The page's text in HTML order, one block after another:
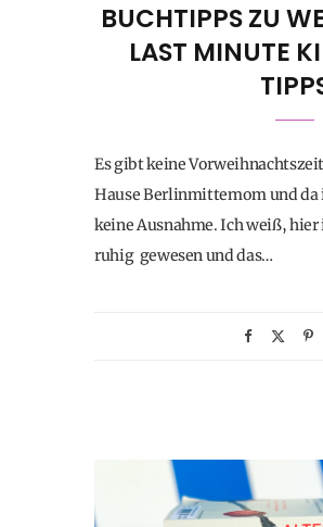
BUCHTIPPS ZU
LAST MINUTE
Es gibt keine
Hause Berlinmittemom und da
keine Ausnahme. Ich weiß,
ruhig gewesen und das…